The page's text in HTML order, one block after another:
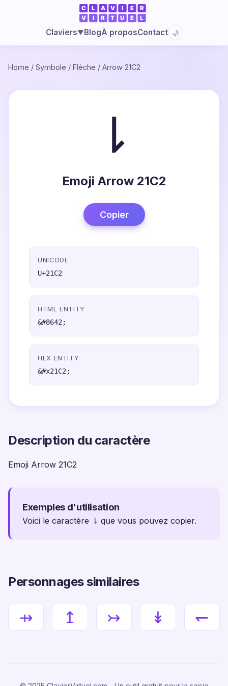
Claviers▼BlogÀ proposContact 🌙
Home / Symbole / Flèche / Arrow 21C2
⇂
Emoji Arrow 21C2
Copier
UNICODE
U+21C2
HTML ENTITY
&#8642;
HEX ENTITY
&#x21C2;
Description du caractère
Emoji Arrow 21C2
Exemples d'utilisation
Voici le caractère ⇂ que vous pouvez copier.
Personnages similaires
⇸ ↥ ↣ ↡ ↽